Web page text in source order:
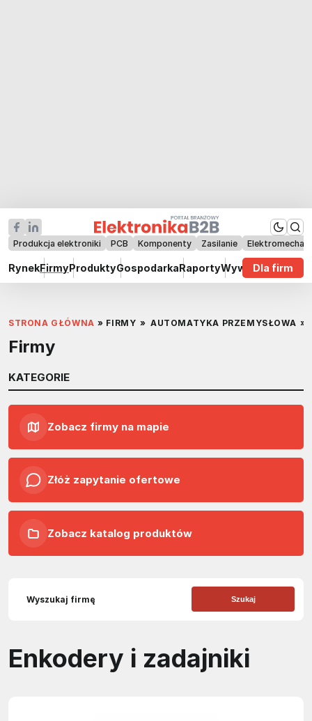
Produkcja elektroniki PCB Komponenty Zasilanie
RynekFirmyProduktyGospodarkaRaportyWywiadyDla firm
STRONA GŁÓWNA » FIRMY » AUTOMATYKA PRZEMYSŁOWA »
Firmy
KATEGORIE
Zobacz firmy na mapie
Złóż zapytanie ofertowe
Zobacz katalog produktów
Szukaj
Enkodery i zadajniki